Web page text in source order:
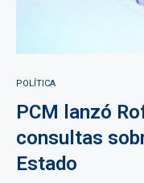
POLÍTICA
PCM lanzó
consultas
Estado